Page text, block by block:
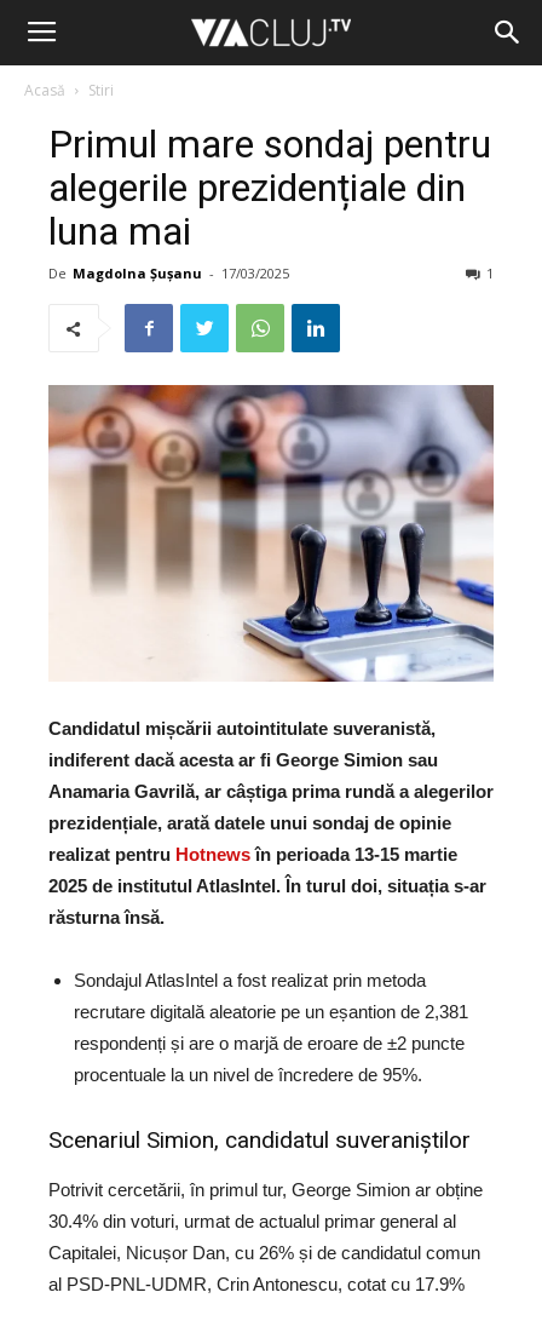
Acasă Stiri
Primul mare sondaj pentru
alegerile prezidențiale din
luna mai
De Magdolna Șușanu - 17/03/2025 1
Candidatul mișcării autointitulate suveranistă,
indiferent dacă acesta ar fi George Simion sau
Anamaria Gavrilă, ar câștiga prima rundă a alegerilor
prezidențiale, arată datele unui sondaj de opinie
realizat pentru Hotnewsîn perioada 13-15 martie
2025 de institutul AtlasIntel. În turul doi, situația s-ar
răsturna însă.
Sondajul AtlasIntel a fost realizat prin metoda
recrutare digitală aleatorie pe un eșantion de 2,381
respondenți și are o marjă de eroare de ±2 puncte
procentuale la un nivel de încredere de 95%.
Scenariul Simion, candidatul suveraniștilor
Potrivit cercetării, în primul tur, George Simion ar obține
30.4% din voturi, urmat de actualul primar general al
Capitalei, Nicușor Dan, cu 26% și de candidatul comun
al PSD-PNL-UDMR, Crin Antonescu, cotat cu 17.9%